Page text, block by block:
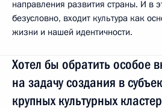
направления развития страны. И в
безусловно, входит культура как
жизни и нашей идентичности.
Хотел бы обратить особое
на задачу создания в
крупных культурных